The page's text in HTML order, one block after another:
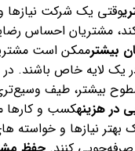
وقتی یک شرکت نیازها
کند، مشتریان احساس
بیشترممکن است
لایه خاص باشند. در
بیشتر، طیف
در هزینهکسب و کارها
بهتر نیازها و خواسته